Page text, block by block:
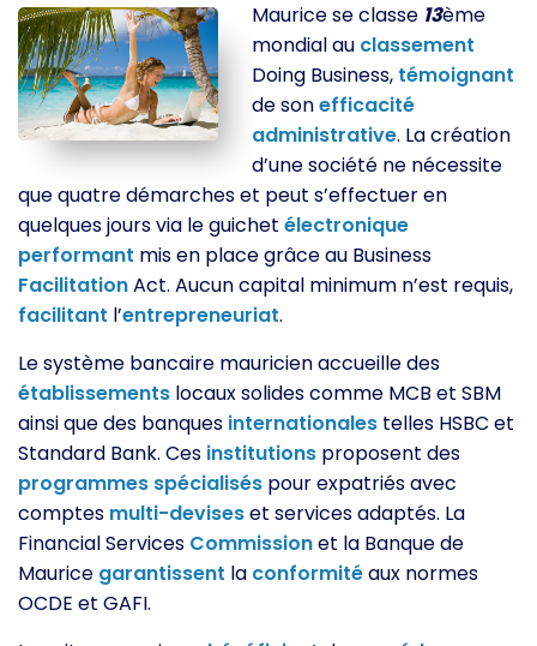
Maurice se classe 13ème
mondial au classement
Doing Business, témoignant
de sonefficacité
administrative. La création
d’une société ne nécessite
que quatre démarches et peut s’effectuer en
quelques jours via le guichet électronique
performant mis en place grâce au Business
FacilitationAct. Aucun capital minimum n’est requis,
facilitant l’entrepreneuriat.
Le système bancaire mauricien accueille des
établissements locaux solides comme MCB et SBM
ainsi que des banques internationales telles HSBC et
Standard Bank. Ces institutions proposent des
programmes spécialisés pour expatriés avec
comptes multi-deviseset services adaptés. La
Financial Services Commissionet la Banque de
Maurice garantissent la conformitéaux normes
OCDE et GAFI.